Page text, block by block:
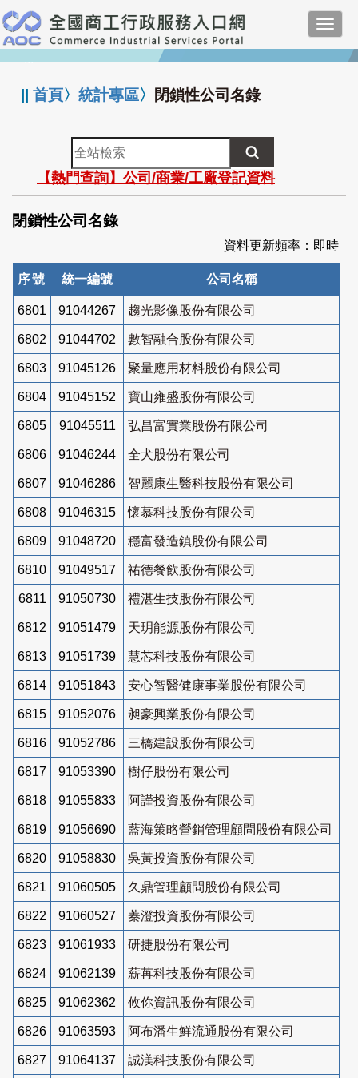
跳
到
主
要
:::
||首頁〉統計專區〉 閉鎖性公司名錄
全
站
檢
索
【熱門查詢】公司/商業/工廠登記資料
閉鎖性公司名錄
資料更新頻率：即時
序號 統一編號 公司名稱
6801 91044267 趨光影像股份有限公司
6802 91044702 數智融合股份有限公司
6803 91045126 聚量應用材料股份有限公司
6804 91045152 寶山雍盛股份有限公司
6805 91045511 弘昌富實業股份有限公司
6806 91046244 全犬股份有限公司
6807 91046286 智麗康生醫科技股份有限公司
6808 91046315 懷慕科技股份有限公司
6809 91048720 穩富發造鎮股份有限公司
6810 91049517 祐德餐飲股份有限公司
6811 91050730 禮湛生技股份有限公司
6812 91051479 天玥能源股份有限公司
6813 91051739 慧芯科技股份有限公司
6814 91051843 安心智醫健康事業股份有限公司
6815 91052076 昶豪興業股份有限公司
6816 91052786 三橋建設股份有限公司
6817 91053390 樹仔股份有限公司
6818 91055833 阿謹投資股份有限公司
6819 91056690 藍海策略營銷管理顧問股份有限公司
6820 91058830 吳黃投資股份有限公司
6821 91060505 久鼎管理顧問股份有限公司
6822 91060527 蓁澄投資股份有限公司
6823 91061933 研捷股份有限公司
6824 91062139 薪苒科技股份有限公司
6825 91062362 攸你資訊股份有限公司
6826 91063593 阿布潘生鮮流通股份有限公司
6827 91064137 誠渼科技股份有限公司